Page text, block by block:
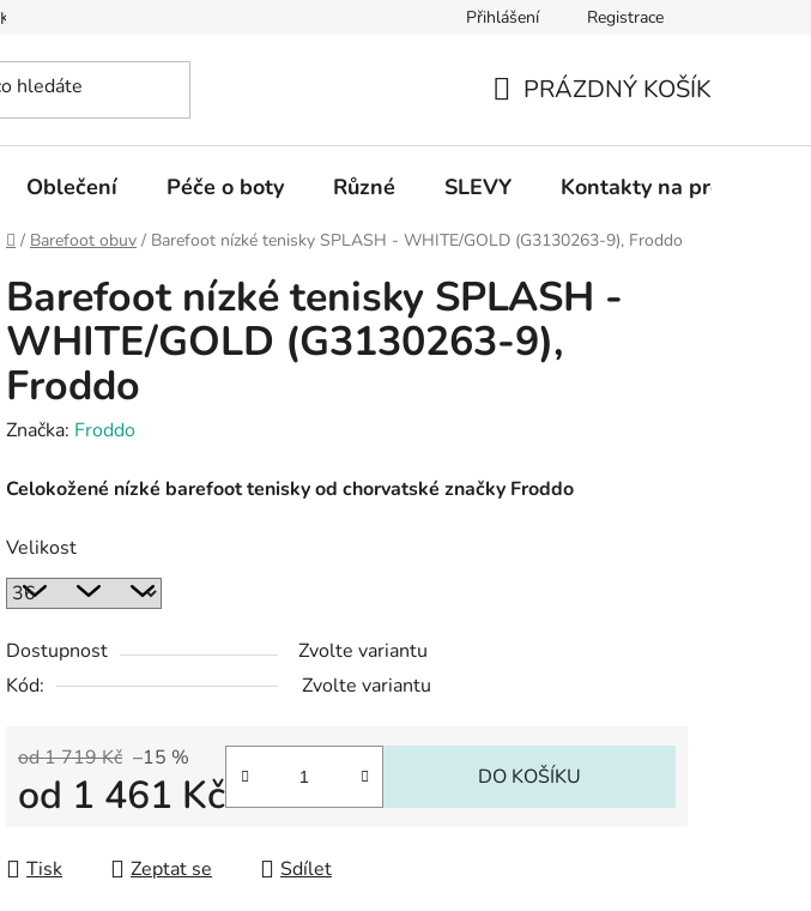
Kontakty na prodejny Informace k on-line platbám Odstoupení od
Přihlášení Registrace
KOŠÍK
PRÁZDNÝ KOŠÍK
Oblečení Péče o boty Různé SLEVY Kontakty na prodejny
Domů
/ Barefoot obuv / Barefoot nízké tenisky SPLASH - WHITE/GOLD (G3130263-9), Froddo
Barefoot nízké tenisky SPLASH -
WHITE/GOLD (G3130263-9),
Froddo
Značka: Froddo
Celokožené nízké barefoot tenisky od chorvatské značky Froddo
Velikost
Dostupnost
Zvolte variantu
Kód:
Zvolte variantu
od 1 719 Kč –15 %
od 1 461 Kč DO KOŠÍKU
Tisk Zeptat se Sdílet